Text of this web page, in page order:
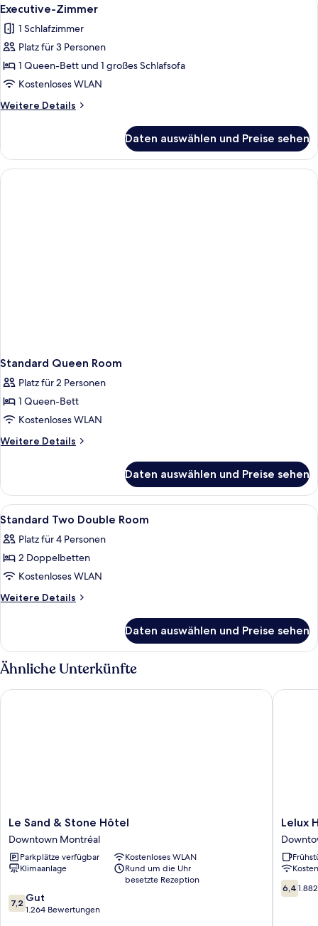
Fotos
für
Executive-
Zimmer
anzeigen
5
Executive-Zimmer
1 Schlafzimmer
Platz für 3 Personen
1 Queen-Bett und 1 großes Schlafsofa
Kostenloses WLAN
Weitere Details
Weitere
Zimmer
Daten auswählen und Preise sehen
Standard Queen Room
Platz für 2 Personen
1 Queen-Bett
Kostenloses WLAN
Weitere Details
Weitere
Queen
Room
Daten auswählen und Preise sehen
Alle
Fotos
für
Standard
Two
Double
Ein Hotelzimmer mit zwei Betten,
8
Standard Two Double Room
Platz für 4 Personen
2 Doppelbetten
Kostenloses WLAN
Weitere Details
Weitere
Two
Double
Room
Daten auswählen und Preise sehen
Ähnliche Unterkünfte
Le
Sand
&
Stone
Hôtel
Montréal
Le Sand & Stone Hôtel
Downtown Montréal
Parkplätze verfügbar
Kostenloses WLAN
Klimaanlage
Rund um die Uhr
besetzte Rezeption
7.2
von
7,2 Gut
1.264 Bewertungen
Le Sand & Stone Hôtel
Lelux
Hotel
Lelux
6.4
von
6,4
Lelux